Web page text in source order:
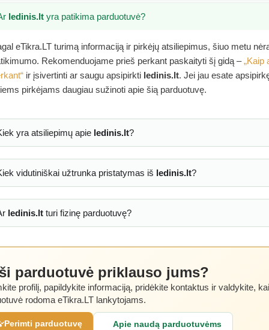
ledinis.lt yra patikima parduotuvė?
eTikra.LT turimą informaciją ir pirkėjų atsiliepimus, šiuo metu
Rekomenduojame prieš perkant paskaityti šį gidą –„Kaip
ir įsivertinti ar saugu apsipirkti ledinis.lt. Jei jau esate
pirkėjams daugiau sužinoti apie šią parduotuvę.
yra atsiliepimų apie ledinis.lt?
vidutiniškai užtrunka pristatymas iš ledinis.lt?
ledinis.ltturi fizinę parduotuvę?
parduotuvė priklauso jums?
profilį, papildykite informaciją, pridėkite kontaktus ir valdykite,
rodoma eTikra.LT lankytojams.
Perimti parduotuvę Apie naudą parduotuvėms